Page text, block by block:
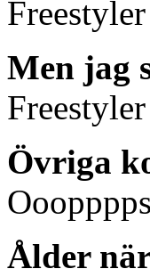
Men jag
Övriga
Ålder